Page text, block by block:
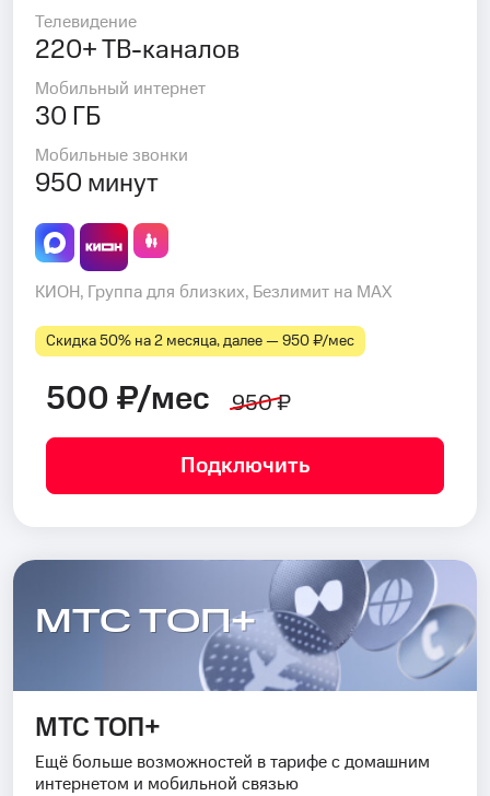
Телевидение
220+ ТВ-каналов
Мобильный интернет
30 ГБ
Мобильные звонки
950 минут
КИОН, Группа для близких, Безлимит на MAX
Скидка 50% на 2 месяца, далее — 950 ₽⁠/⁠мес
500 ₽/мес 950 ₽
Подключить
МТС ТОП+
МТС ТОП+
Ещё больше возможностей в тарифе с домашним
интернетом и мобильной связью